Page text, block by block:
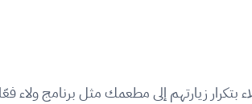
بتكرار زيارتهم إلى مطعمك مثل برنامج